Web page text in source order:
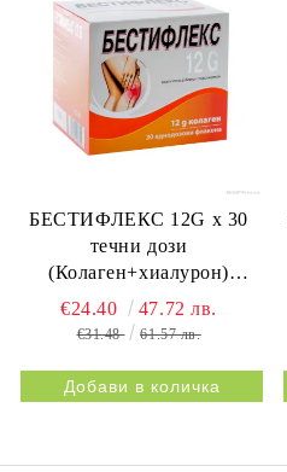
БЕСТИФЛЕКС 12G х 30
течни дози
(Колаген+хиалурон)
НАТУРПРОДУКТ |
BESTIFLEX 12G 30s
€24.40 47.72 лв.
€31.48 61.57 лв.